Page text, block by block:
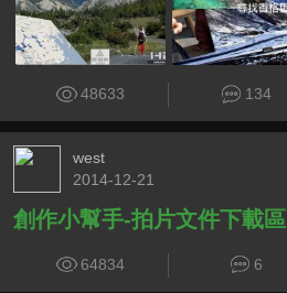
48633 134
west
2014-12-21
創作小幫手-拍片文件下載區
64834 6